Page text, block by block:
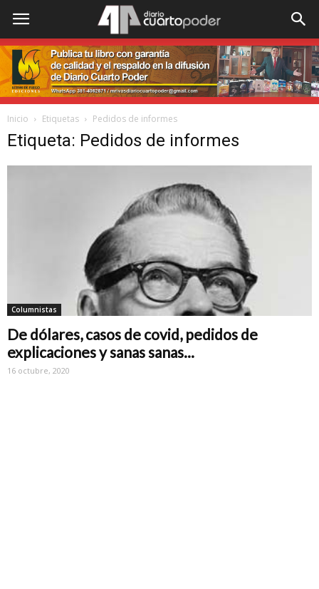
Inicio Etiquetas Pedidos de informes
Etiqueta: Pedidos de informes
Columnistas
De dólares, casos de covid, pedidos de
explicaciones y sanas sanas...
16 octubre, 2020